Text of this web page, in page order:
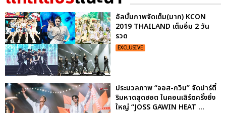
อัลบั้มภาพจัดเต็ม(มาก) KCON
2019 THAILAND เต็มอิ่ม 2 วัน
รวด
EXCLUSIVE
ประมวลภาพ “จอส-กวิน” จัดปาร์ตี้
ริมหาดสุดฮอต ในคอนเสิร์ตครั้งยิ่ง
ใหญ่ “JOSS GAWIN HEAT ...